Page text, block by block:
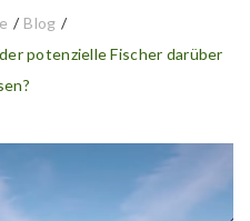
/ Blog /
potenzielle Fischer darüber